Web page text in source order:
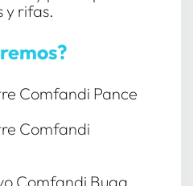
y rifas.
Comfandi Pance
Comfandi
Comfandi Buga